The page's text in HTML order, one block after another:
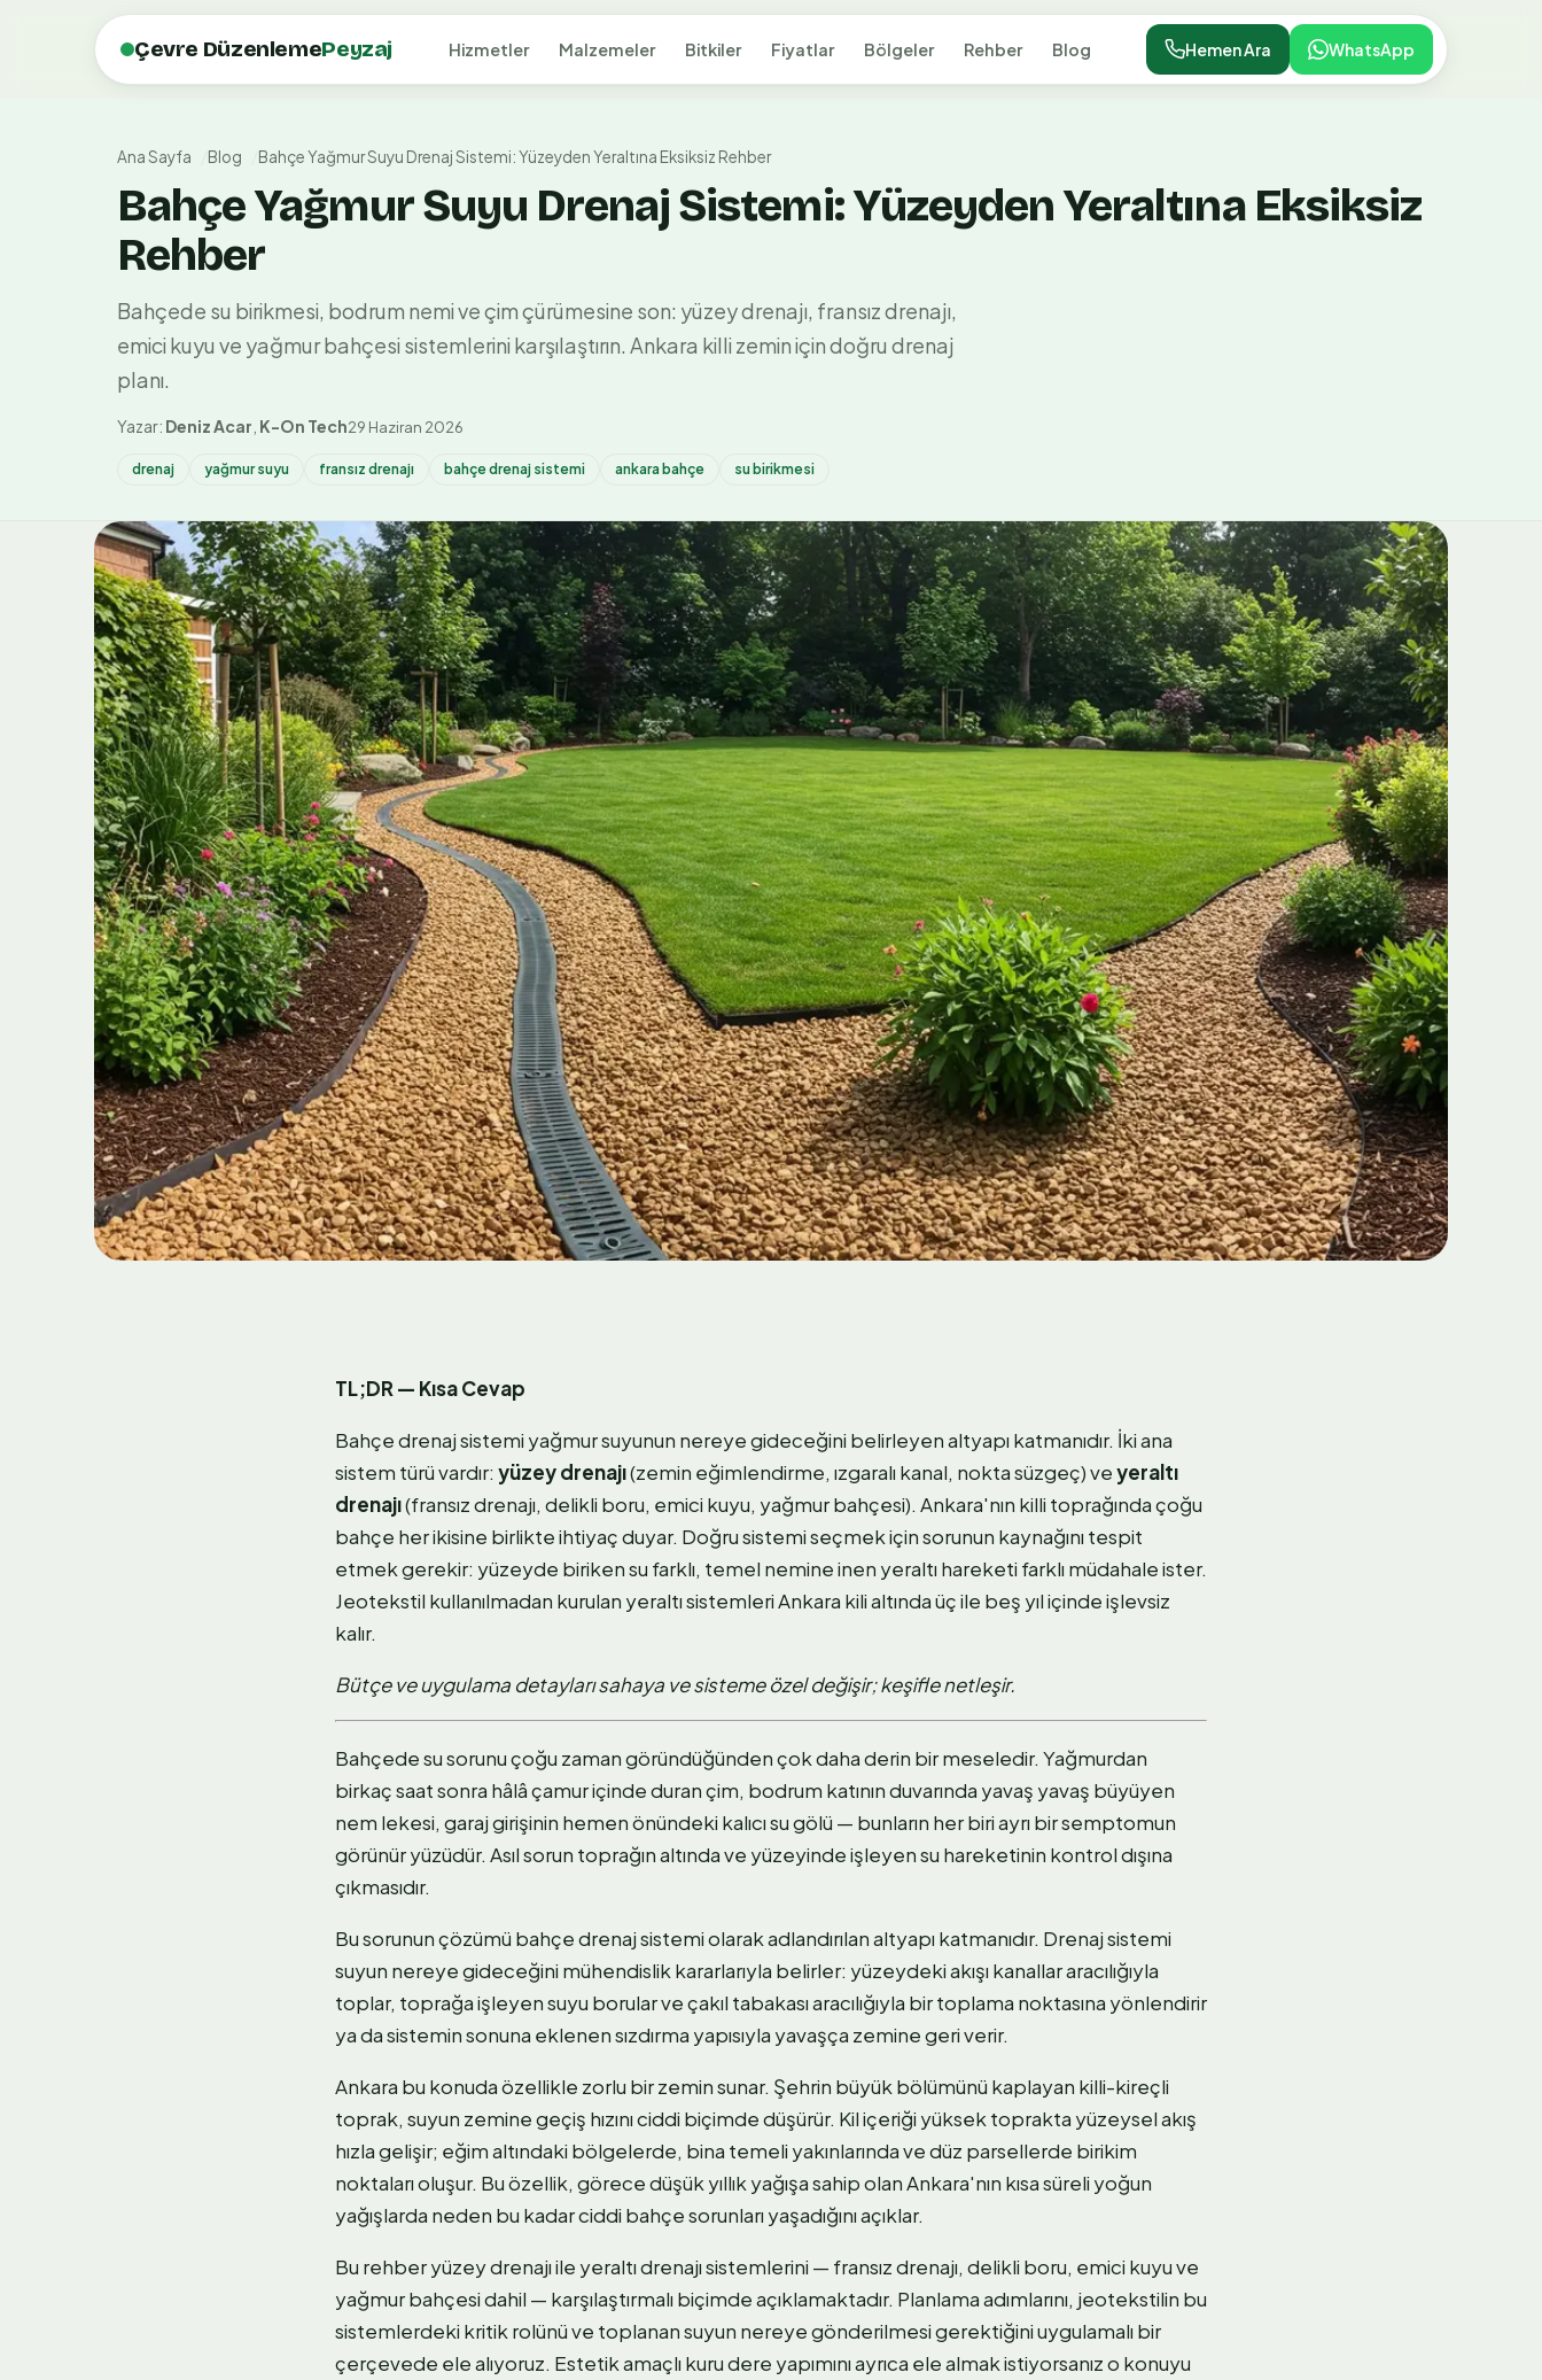
Çevre DüzenlemePeyzaj Hizmetler Malzemeler Bitkiler Fiyatlar Bölgeler Rehber Blog Hemen Ara WhatsApp
Ana Sayfa Blog Bahçe Yağmur Suyu Drenaj Sistemi: Yüzeyden Yeraltına Eksiksiz Rehber
Bahçe Yağmur Suyu Drenaj Sistemi: Yüzeyden Yeraltına Eksiksiz
Rehber
Bahçede su birikmesi, bodrum nemi ve çim çürümesine son: yüzey drenajı, fransız drenajı,
emici kuyu ve yağmur bahçesi sistemlerini karşılaştırın. Ankara killi zemin için doğru drenaj
planı.
Yazar: Deniz Acar K-On Tech29 Haziran 2026
drenaj yağmur suyu fransız drenajı bahçe drenaj sistemi ankara bahçe su birikmesi
TL;DR — Kısa Cevap
Bahçe drenaj sistemi yağmur suyunun nereye gideceğini belirleyen altyapı katmanıdır. İki ana
sistem türü vardır: yüzey drenajı(zemin eğimlendirme, ızgaralı kanal, nokta süzgeç) veyeraltı
drenajı(fransız drenajı, delikli boru, emici kuyu, yağmur bahçesi). Ankara'nın killi toprağında çoğu
bahçe her ikisine birlikte ihtiyaç duyar. Doğru sistemi seçmek için sorunun kaynağını tespit
etmek gerekir: yüzeyde biriken su farklı, temel nemine inen yeraltı hareketi farklı müdahale ister.
Jeotekstil kullanılmadan kurulan yeraltı sistemleri Ankara kili altında üç ile beş yıl içinde işlevsiz
kalır.
Bütçe ve uygulama detayları sahaya ve sisteme özel değişir; keşifle netleşir.
Bahçede su sorunu çoğu zaman göründüğünden çok daha derin bir meseledir. Yağmurdan
birkaç saat sonra hâlâ çamur içinde duran çim, bodrum katının duvarında yavaş yavaş büyüyen
nem lekesi, garaj girişinin hemen önündeki kalıcı su gölü — bunların her biri ayrı bir semptomun
görünür yüzüdür. Asıl sorun toprağın altında ve yüzeyinde işleyen su hareketinin kontrol dışına
çıkmasıdır.
Bu sorunun çözümü bahçe drenaj sistemi olarak adlandırılan altyapı katmanıdır. Drenaj sistemi
suyun nereye gideceğini mühendislik kararlarıyla belirler: yüzeydeki akışı kanallar aracılığıyla
toplar, toprağa işleyen suyu borular ve çakıl tabakası aracılığıyla bir toplama noktasına yönlendirir
ya da sistemin sonuna eklenen sızdırma yapısıyla yavaşça zemine geri verir.
Ankara bu konuda özellikle zorlu bir zemin sunar. Şehrin büyük bölümünü kaplayan killi-kireçli
toprak, suyun zemine geçiş hızını ciddi biçimde düşürür. Kil içeriği yüksek toprakta yüzeysel akış
hızla gelişir; eğim altındaki bölgelerde, bina temeli yakınlarında ve düz parsellerde birikim
noktaları oluşur. Bu özellik, görece düşük yıllık yağışa sahip olan Ankara'nın kısa süreli yoğun
yağışlarda neden bu kadar ciddi bahçe sorunları yaşadığını açıklar.
Bu rehber yüzey drenajı ile yeraltı drenajı sistemlerini — fransız drenajı, delikli boru, emici kuyu ve
yağmur bahçesi dahil — karşılaştırmalı biçimde açıklamaktadır. Planlama adımlarını, jeotekstilin bu
sistemlerdeki kritik rolünü ve toplanan suyun nereye gönderilmesi gerektiğini uygulamalı bir
çerçevede ele alıyoruz. Estetik amaçlı kuru dere yapımını ayrıca ele almak istiyorsanız o konuyu